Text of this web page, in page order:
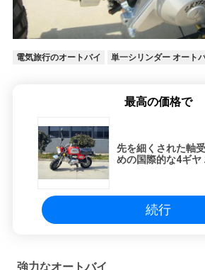
ー
ポ
リ
電気旅行のオートバイ 単一シリンダー オート
最高の価格で
先を細くされた軸
めの国際的な4ギ
続行
強力なオートバイ